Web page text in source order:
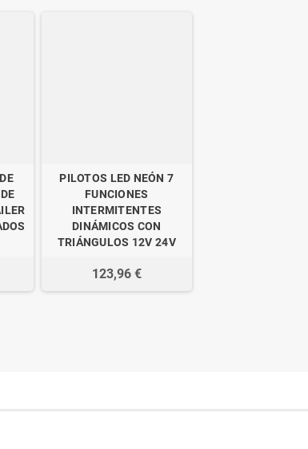
PILOTOS LED NEÓN 7
FUNCIONES
INTERMITENTES
DINÁMICOS CON
TRIÁNGULOS 12V 24V
123,96 €